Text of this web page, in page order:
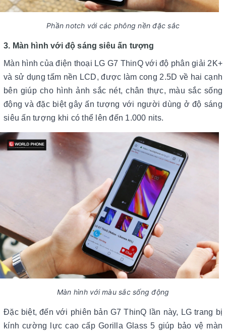
Phần notch với các phông nền đặc sắc
3. Màn hình với độ sáng siêu ấn tượng
Màn hình của điện thoại LG G7 ThinQ với độ phân giải 2K+
và sử dụng tấm nền LCD, được làm cong 2.5D về hai cạnh
bên giúp cho hình ảnh sắc nét, chân thực, màu sắc sống
động và đặc biệt gây ấn tượng với người dùng ở độ sáng
siêu ấn tượng khi có thể lên đến 1.000 nits.
Màn hình với màu sắc sống động
Đặc biệt, đến với phiên bản G7 ThinQ lần này, LG trang bị
kính cường lực cao cấp Gorilla Glass 5 giúp bảo vệ màn